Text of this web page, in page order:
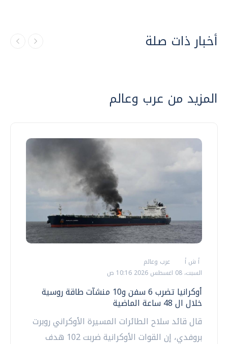
أخبار ذات صلة
المزيد من عرب وعالم
أ ش أ
عرب وعالم
السبت، 08 اغسطس 2026 10:16 ص
أوكرانيا تضرب 6 سفن و10 منشآت طاقة روسية
خلال ال 48 ساعة الماضية
قال قائد سلاح ‌الطائرات المسيرة الأوكراني ​روبرت
بروفدي، إن القوات الأوكرانية ضربت 102 هدف